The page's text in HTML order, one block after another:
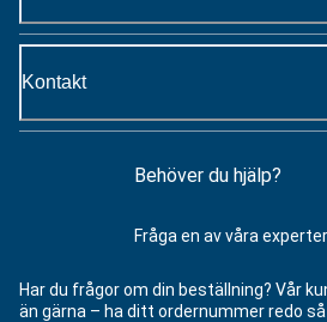
Kontakt
Behöver du hjälp?
Fråga en av våra
Har du frågor om din beställning? Vår
än gärna – ha ditt ordernummer redo